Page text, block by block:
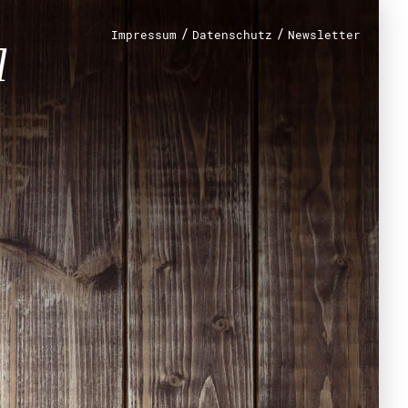
Impressum / Datenschutz / Newsletter